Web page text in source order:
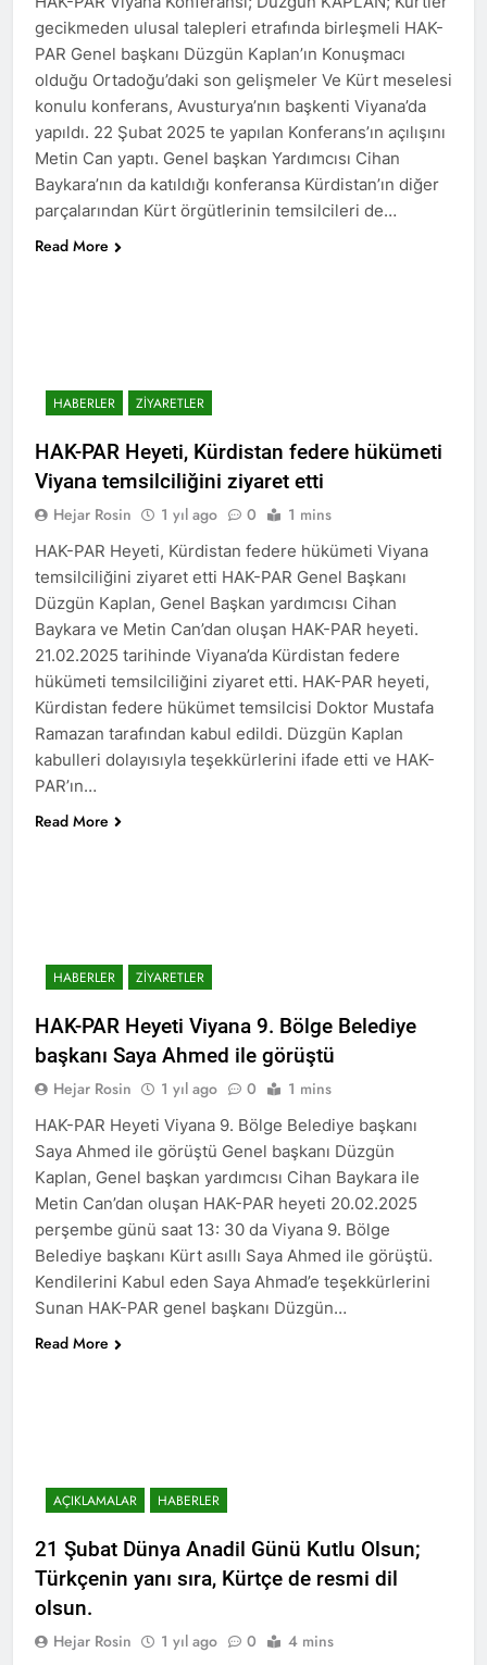
Roboski Katliamını
Unutmadık,
Unutturmayacağız!
2 Yıl Ago
HAK-PAR, PSK ve PWK’den
ortak konferans.’ KÜRT
MESELESİ BARIŞÇIL
YOLLARLA VE DİYALOĞLA
ÇÖZÜLMELİDİR
2 Yıl Ago
HAK-PAR, PSK VE PWK
DİYARBAKİR-DEMİROTEL’de
gerçekleştirdikleri
PWD genel başkanı Mustafa
Özçelik Türkçesini ise HAK-
Mehmet Şah Eren okudu.
2 Yıl Ago
Esad Rejimi de döktüğü
kanda boğuldu
HAK-PAR Genel başkanı
Düzgün Kaplan Diyarbakır
Kitap Fuarını Ziyaret etti
2 Yıl Ago
HAK-PAR Kırklareli
merkez ilçe teşkilatının 2.
Olağan kongresi yapıldı.
2 Yıl Ago
HAK-PAR PM üyesi Yıldız
TİMUR KDP Halkla İlişkiler
Dairesi başkanı sayın Jivan
Rozhbayani ile görüştü.
2 Yıl Ago
HAK-PAR heyeti, Hewler
de Kanal Kurd’u ziyaret
HAK- PAR heyeti, YNK
Merkez Komite üyesi ve
Parti Sözcüsü Sadi Pire ve
Merkez komite üyesi Rebaz
Berkoty ile görüştü.
2 Yıl Ago
24 Kasım 2015 tarihi, yol
Tasçı’nın aramızdan
ayrılışının yıl dönümü.
2 Yıl Ago
25 Kasım Kadına Yönelik
Şiddete Karşı Uluslararası
Mücadele Günü Kutlu
2 Yıl Ago
Hak ve Özgürlükler
Partisi Tunceli ili
merkez ilçesinin 2.
Olağan kongresi
gerçekleşti.
2 Yıl Ago
Kayyum Siyasetini Bir
Kez Daha Kınıyoruz
Hak ve Özgürlükler Partisi
HAK-PAR Elazığ il
teşkilatının 8. Olağan
kongresi 16.11.2024
tarihinde il binasında
2 Yıl Ago
ÇÖZÜM VE ÇÖZÜMLEME
-2- EĞRİ CETVEL İLE
HAK-PAR Genel başkanı
gecikmeden ulusal talepleri etrafında birleşmeli HAK-
PAR Genel başkanı Düzgün Kaplan’ın Konuşmacı
olduğu Ortadoğu’daki son gelişmeler Ve Kürt meselesi
konulu konferans, Avusturya’nın başkenti Viyana’da
yapıldı. 22 Şubat 2025 te yapılan Konferans’ın açılışını
Metin Can yaptı. Genel başkan Yardımcısı Cihan
Baykara’nın da katıldığı konferansa Kürdistan’ın diğer
parçalarından Kürt örgütlerinin temsilcileri de…
Read More
HABERLER ZIYARETLER
HAK-PAR Heyeti, Kürdistan federe hükümeti
Viyana temsilciliğini ziyaret etti
Hejar Rosin 1 yıl ago 0 1 mins
HAK-PAR Heyeti, Kürdistan federe hükümeti Viyana
temsilciliğini ziyaret etti HAK-PAR Genel Başkanı
Düzgün Kaplan, Genel Başkan yardımcısı Cihan
Baykara ve Metin Can’dan oluşan HAK-PAR heyeti.
21.02.2025 tarihinde Viyana’da Kürdistan federe
hükümeti temsilciliğini ziyaret etti. HAK-PAR heyeti,
Kürdistan federe hükümet temsilcisi Doktor Mustafa
Ramazan tarafından kabul edildi. Düzgün Kaplan
kabulleri dolayısıyla teşekkürlerini ifade etti ve HAK-
PAR’ın…
Read More
HABERLER ZIYARETLER
HAK-PAR Heyeti Viyana 9. Bölge Belediye
başkanı Saya Ahmed ile görüştü
Hejar Rosin 1 yıl ago 0 1 mins
HAK-PAR Heyeti Viyana 9. Bölge Belediye başkanı
Saya Ahmed ile görüştü Genel başkanı Düzgün
Kaplan, Genel başkan yardımcısı Cihan Baykara ile
Metin Can’dan oluşan HAK-PAR heyeti 20.02.2025
perşembe günü saat 13: 30 da Viyana 9. Bölge
Belediye başkanı Kürt asıllı Saya Ahmed ile görüştü.
Kendilerini Kabul eden Saya Ahmad’e teşekkürlerini
Sunan HAK-PAR genel başkanı Düzgün…
Read More
AÇIKLAMALAR HABERLER
21 Şubat Dünya Anadil Günü Kutlu Olsun;
Türkçenin yanı sıra, Kürtçe de resmi dil
olsun.
Hejar Rosin 1 yıl ago 0 4 mins